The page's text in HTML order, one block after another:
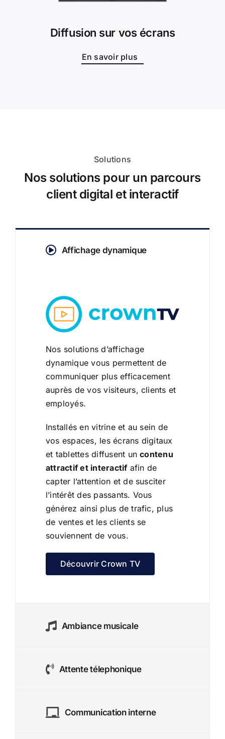
Diffusion sur vos écrans
En savoir plus
Solutions
Nos solutions pour un parcours
client digital et interactif
Affichage dynamique
Nos solutions d’affichage
dynamique vous permettent de
communiquer plus efficacement
auprès de vos visiteurs, clients et
employés.
Installés en vitrine et au sein de
vos espaces, les écrans digitaux
et tablettes diffusent uncontenu
attractif et interactifafin de
capter l’attention et de susciter
l’intérêt des passants. Vous
générez ainsi plus de trafic, plus
de ventes et les clients se
souviennent de vous.
Ambiance musicale
Attente télephonique
Communication interne